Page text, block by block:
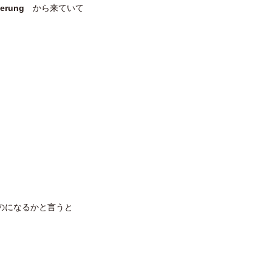
から来ていて
になるかと言うと